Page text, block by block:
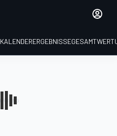
KALENDERERGEBNISSE